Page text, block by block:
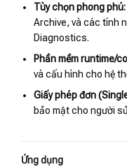
Tùy chọn phong phú:
Archive, và các tính
Diagnostics.
Phần mềm runtime/
và cấu hình cho hệ
Giấy phép đơn
bảo mật cho người
Ứng dụng